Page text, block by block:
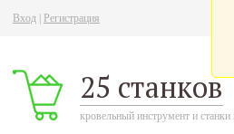
Вход Регистрация
25 станков
кровельный инструмент и станки